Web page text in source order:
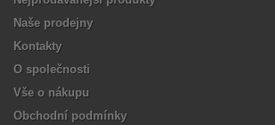
Naše prodejny
Kontakty
O společnosti
Vše o nákupu
Obchodní podmínky